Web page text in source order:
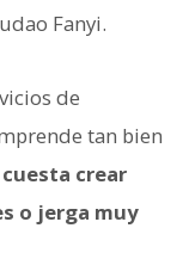
Fanyi.
de
tan bien
crear
o jerga muy